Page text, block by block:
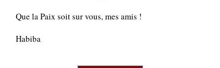
Que la Paix soit sur vous, mes amis !
Habiba